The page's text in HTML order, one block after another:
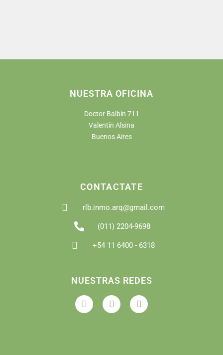
NUESTRA OFICINA
Doctor Balbin 711
Valentín Alsina
Buenos Aires
CONTACTATE
rlb.inmo.arq@gmail.com
(011) 2204-9698
+54 11 6400 - 6318
NUESTRAS REDES